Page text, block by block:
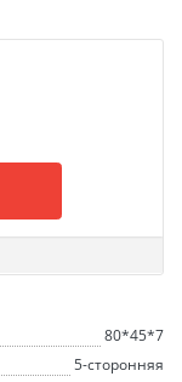
80*45*7
5-сторонняя